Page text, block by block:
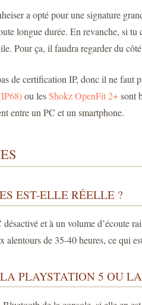
a opté pour une signature
longue durée. En revanche, si
Pour ça, il faudra regarder du
de certification IP, donc il ne faut
ou lesShokz OpenFit 2+sont
entre un PC et un smartphone.
EST-ELLE RÉELLE ?
et à un volume d’écoute
alentours de 35-40 heures, ce qui
PLAYSTATION 5 OU